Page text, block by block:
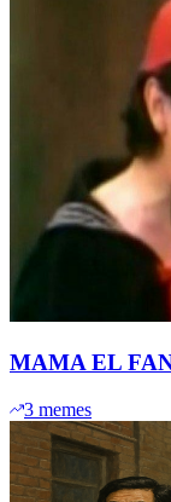
MAMA EL
3 memes